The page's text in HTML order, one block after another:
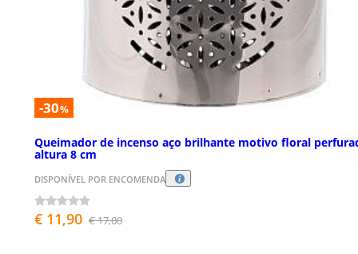
-30%
Queimador de incenso aço brilhante motivo floral
altura 8 cm
DISPONÍVEL POR ENCOMENDA
€ 11,90 € 17,00